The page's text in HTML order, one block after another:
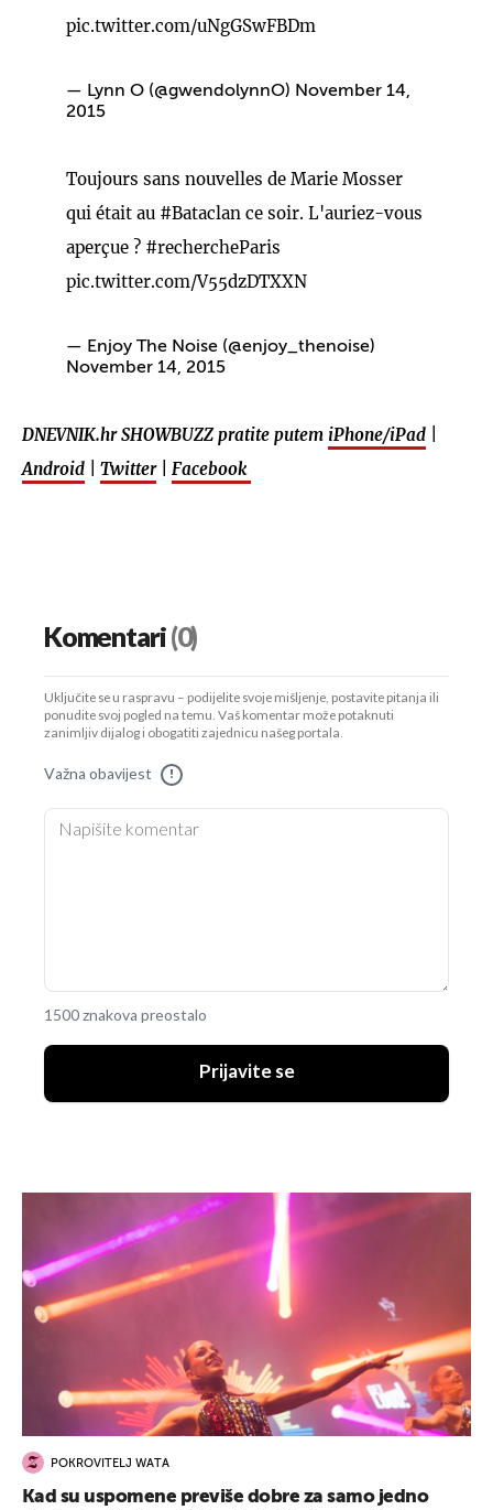
pic.twitter.com/uNgGSwFBDm
— Lynn O (@gwendolynnO) November 14,
2015
Toujours sans nouvelles de Marie Mosser
qui était au #Bataclan ce soir. L'auriez-vous
aperçue ? #rechercheParis
pic.twitter.com/V55dzDTXXN
— Enjoy The Noise (@enjoy_thenoise)
November 14, 2015
DNEVNIK.hr SHOWBUZZ pratite putem iPhone/iPad
Android
Twitter| Facebook
Komentari(0)
Uključite se u raspravu – podijelite svoje mišljenje, postavite pitanja ili
ponudite svoj pogled na temu. Vaš komentar može potaknuti
zanimljiv dijalog i obogatiti zajednicu našeg portala.
Važna obavijest !
1500 znakova preostalo
Prijavite se
POKROVITELJ WATA
Kad su uspomene previše dobre za samo jedno